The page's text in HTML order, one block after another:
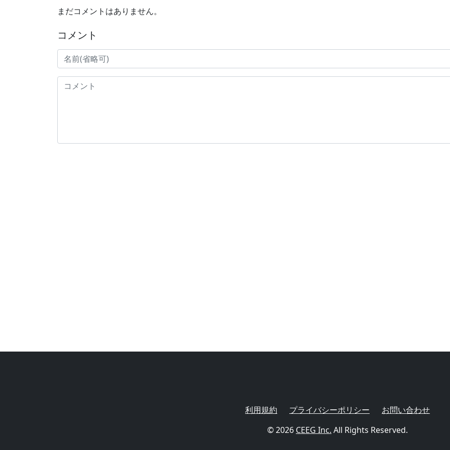
まだコメントはありません。
コメント
利用規約 プライバシーポリシー
お問い合わせ
© 2026 CEEG Inc. All Rights Reserved.